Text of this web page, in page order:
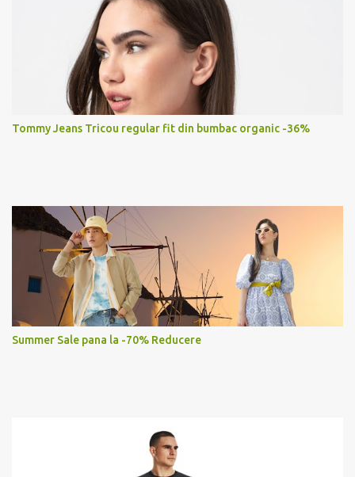
Tommy Jeans Tricou regular fit din bumbac organic -36%
Summer Sale pana la -70% Reducere